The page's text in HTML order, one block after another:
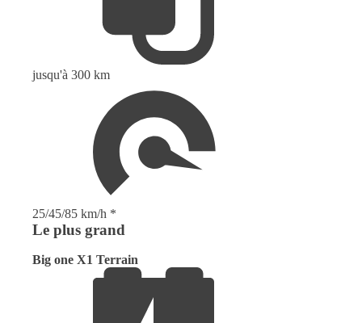
jusqu'à 300 km
25/45/85 km/h *
Le plus grand
Big one X1 Terrain